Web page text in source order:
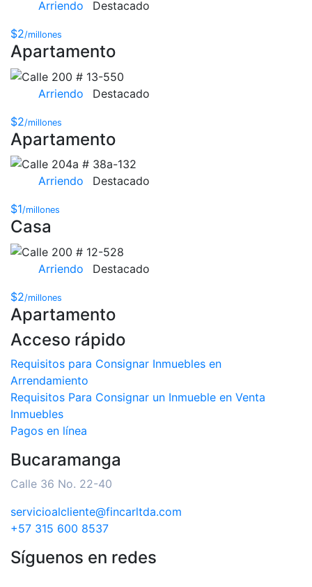
Arriendo
Destacado
$2/millones
Apartamento
Arriendo
Destacado
$2/millones
Apartamento
Arriendo
Destacado
$1/millones
Casa
Arriendo
Destacado
$2/millones
Apartamento
Acceso rápido
Requisitos para Consignar Inmuebles en
Arrendamiento
Requisitos Para Consignar un Inmueble en Venta
Inmuebles
Pagos en línea
Bucaramanga
Calle 36 No. 22-40
servicioalcliente@fincarltda.com
+57 315 600 8537
Síguenos en redes